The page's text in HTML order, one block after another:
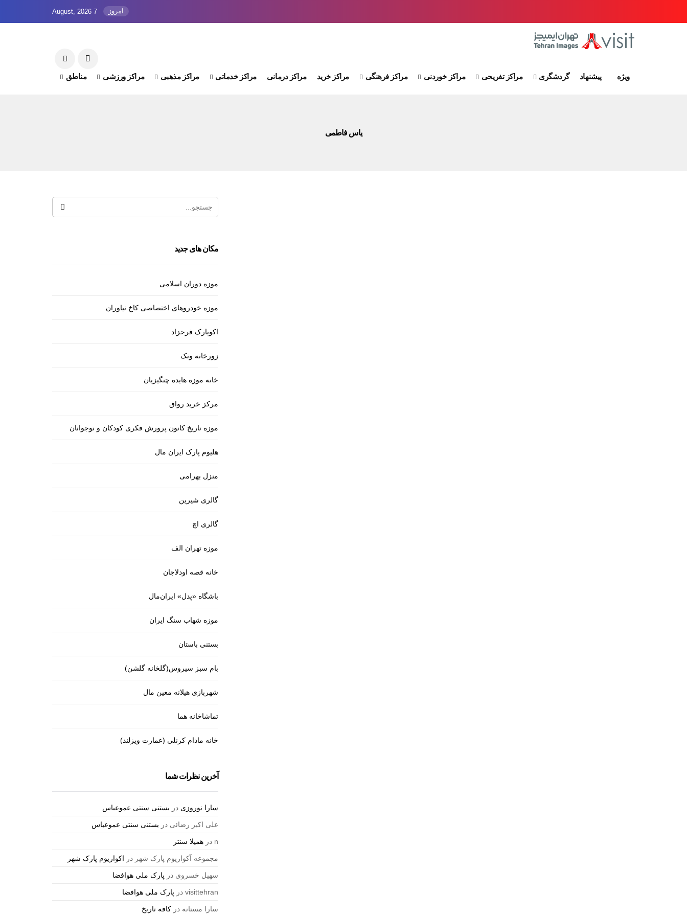
امروز 7 August, 2026
ویژه پیشنهاد گردشگری مراکز تفریحی مراکز خوردنی مراکز فرهنگی مراکز خرید مراکز درمانی مراکز خدماتی مراکز مذهبی مراکز ورزشی مناطق
یاس فاطمی
مکان های جدید
موزه دوران اسلامی
موزه خودروهای اختصاصی کاخ نیاوران
اکوپارک فرحزاد
زورخانه ونک
خانه موزه هایده چنگیزیان
مرکز خرید رواق
موزه تاریخ کانون پرورش فکری کودکان و نوجوانان
هلیوم پارک ایران مال
منزل بهرامی
گالری شیرین
گالری اچ
موزه تهران الف
خانه قصه اودلاجان
باشگاه «پدل» ایران‌مال
موزه شهاب سنگ ایران
بستنی باستان
بام سبز سیروس(گلخانه گلشن)
شهربازی هیلانه معین مال
تماشاخانه هما
خانه مادام کرنلی (عمارت ویزلند)
آخرین نظرات شما
سارا نوروزی در بستنی سنتی عموعباس
علی اکبر رضائی در بستنی سنتی عموعباس
n درهمیلا سنتر
مجموعه آکواریوم پارک شهر در اکواریوم پارک شهر
سهیل خسروی در پارک ملی هوافضا
visittehran در پارک ملی هوافضا
سارا مستانه درکافه تاریخ